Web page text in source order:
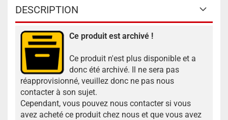
DESCRIPTION
Ce produit est archivé !
Ce produit n'est plus disponible et a
donc été archivé. Il ne sera pas
réapprovisionné, veuillez donc ne pas nous
contacter à son sujet.
Cependant, vous pouvez nous contacter si vous
avez acheté ce produit chez nous et que vous avez